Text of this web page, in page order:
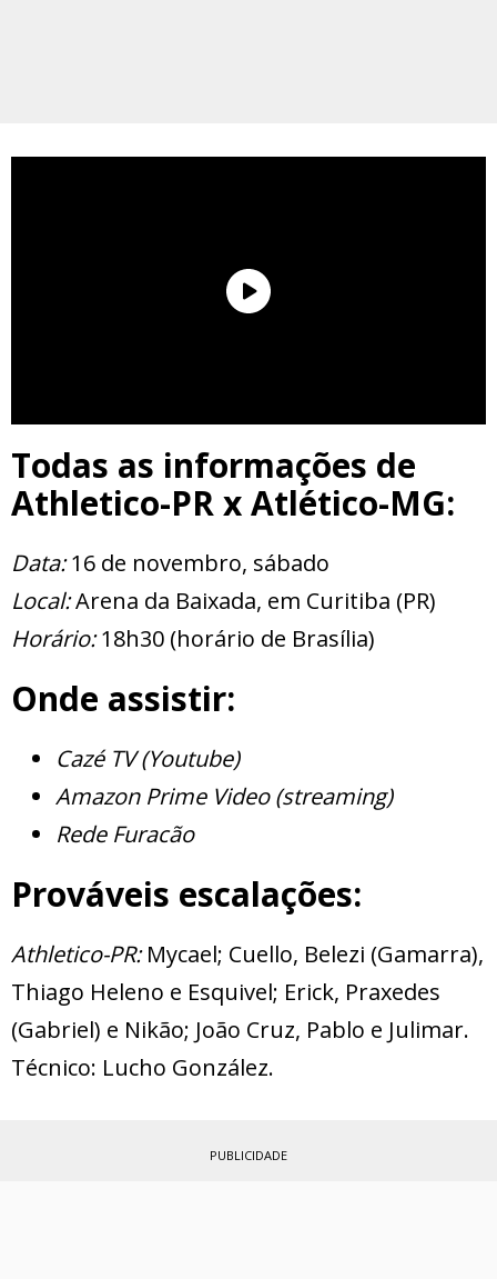
Todas as informações de
Athletico-PR x Atlético-MG:
Data:16 de novembro, sábado
Local:Arena da Baixada, em Curitiba (PR)
Horário:18h30 (horário de Brasília)
Onde assistir:
Cazé TV (Youtube)
Amazon Prime Video (streaming)
Rede Furacão
Prováveis escalações:
Athletico-PR:Mycael; Cuello, Belezi (Gamarra),
Thiago Heleno e Esquivel; Erick, Praxedes
(Gabriel) e Nikão; João Cruz, Pablo e Julimar.
Técnico: Lucho González.
PUBLICIDADE